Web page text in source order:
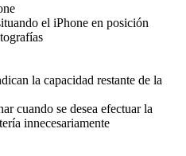
el iPhone en posición
la capacidad restante de la
cuando se desea efectuar la
innecesariamente